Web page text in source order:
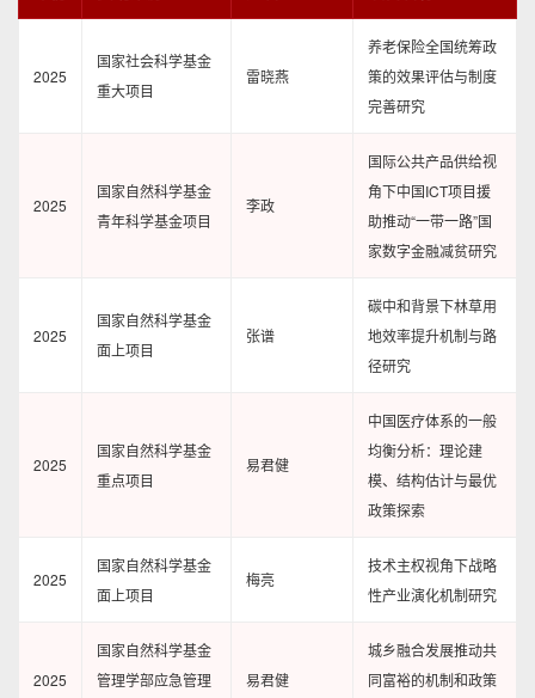
2025
国家社会科学基金
重大项目
雷晓燕
养老保险全国统筹政
策的效果评估与制度
完善研究
2025
国家自然科学基金
青年科学基金项目
李政
国际公共产品供给视
角下中国ICT项目援
助推动“一带一路”国
家数字金融减贫研究
2025
国家自然科学基金
面上项目
张谱
碳中和背景下林草用
地效率提升机制与路
径研究
2025
国家自然科学基金
重点项目
易君健
中国医疗体系的一般
均衡分析：理论建
模、结构估计与最优
政策探索
2025
国家自然科学基金
面上项目
梅亮
技术主权视角下战略
性产业演化机制研究
2025
国家⾃然科学基⾦
管理学部应急管理
易君健
城乡融合发展推动共
同富裕的机制和政策